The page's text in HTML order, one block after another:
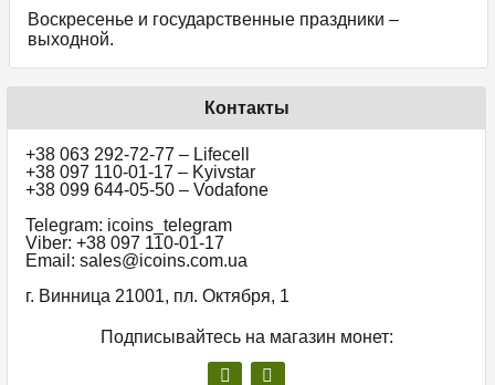
Воскресенье и государственные праздники –
выходной.
Контакты
+38 063 292-72-77 – Lifecell
+38 097 110-01-17 – Kyivstar
+38 099 644-05-50 – Vodafone
Telegram: icoins_telegram
Viber: +38 097 110-01-17
Email: sales@icoins.com.ua
г. Винница 21001, пл. Октября, 1
Подписывайтесь на магазин монет: